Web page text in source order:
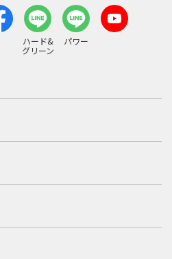
ハード&
グリーン
パワー